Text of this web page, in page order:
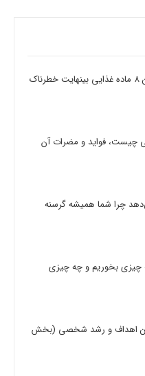
مصرف بیش از حد این 8 ماده غذایی بینهایت خطرناک
چیست، فواید و مضرات آن
چرا شما همیشه گرسنه
چیزی بخوریم و چه چیزی
اهداف و رشد شخصی (بخش